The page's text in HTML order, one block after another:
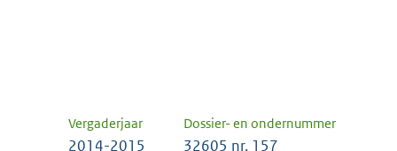
Vergaderjaar Dossier- en ondernummer
2014-2015 32605 nr. 157